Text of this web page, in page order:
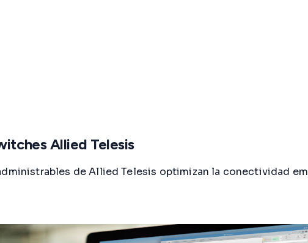
Allied Telesis
de Allied Telesis optimizan la conectividad